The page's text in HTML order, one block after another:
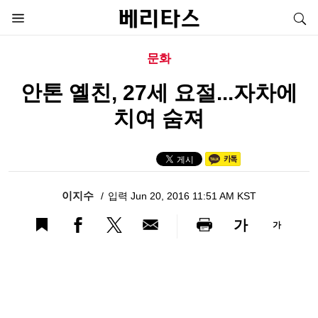
문화
안톤 옐친, 27세 요절...자차에
치여 숨져
이지수 입력 Jun 20, 2016 11:51 AM KST
가 가